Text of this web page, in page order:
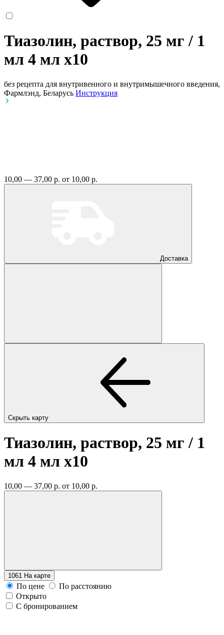
Тиазолин, раствор, 25 мг / 1
мл 4 мл x10
без рецепта для внутривенного и внутримышечного введения,
Фармлэнд, Беларусь Инструкция
10,00 — 37,00 р. от 10,00 р.
Доставка
Скрыть карту
Тиазолин, раствор, 25 мг / 1
мл 4 мл x10
10,00 — 37,00 р. от 10,00 р.
1061 На карте
По цене
По расстоянию
Открыто
С бронированием